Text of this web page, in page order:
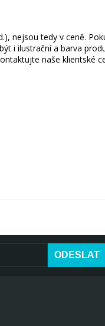
nejsou tedy v ceně.
i ilustrační a barva
naše klientské
ODESLAT